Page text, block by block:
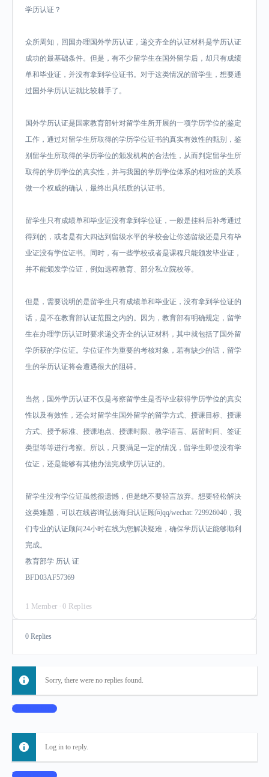
学历认证？
众所周知，回国办理国外学历认证，递交齐全的认证材料是学历认证
成功的最基础条件。但是，有不少留学生在国外留学后，却只有成绩
单和毕业证，并没有拿到学位证书。对于这类情况的留学生，想要通
过国外学历认证就比较棘手了。
国外学历认证是国家教育部针对留学生所开展的一项学历学位的鉴定
工作，通过对留学生所取得的学历学位证书的真实有效性的甄别，鉴
别留学生所取得的学历学位的颁发机构的合法性，从而判定留学生所
取得的学历学位的真实性，并与我国的学历学位体系的相对应的关系
做一个权威的确认，最终出具纸质的认证书。
留学生只有成绩单和毕业证没有拿到学位证，一般是挂科后补考通过
得到的，或者是有大四达到留级水平的学校会让你选留级还是只有毕
业证没有学位证书。同时，有一些学校或者是课程只能颁发毕业证，
并不能颁发学位证，例如远程教育、部分私立院校等。
但是，需要说明的是留学生只有成绩单和毕业证，没有拿到学位证的
话，是不在教育部认证范围之内的。因为，教育部有明确规定，留学
生在办理学历认证时要求递交齐全的认证材料，其中就包括了国外留
学所获的学位证。学位证作为重要的考核对象，若有缺少的话，留学
生的学历认证将会遭遇很大的阻碍。
当然，国外学历认证不仅是考察留学生是否毕业获得学历学位的真实
性以及有效性，还会对留学生国外留学的留学方式、授课目标、授课
方式、授予标准、授课地点、授课时限、教学语言、居留时间、签证
类型等等进行考察。所以，只要满足一定的情况，留学生即使没有学
位证，还是能够有其他办法完成学历认证的。
留学生没有学位证虽然很遗憾，但是绝不要轻言放弃。想要轻松解决
这类难题，可以在线咨询弘扬海归认证顾问qq/wechat: 729926040，我
们专业的认证顾问24小时在线为您解决疑难，确保学历认证能够顺利
完成。
教育部学 历认 证
BFD03AF57369
1 Member · 0 Replies
0 Replies
Sorry, there were no replies found.
Log In to Reply
Log in to reply.
Log In to Reply